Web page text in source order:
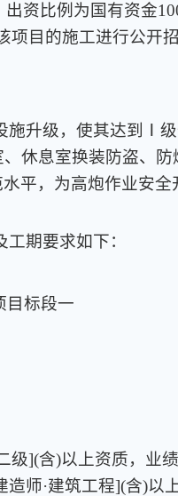
资比例为国有资金
目的施工进行公开招
升级，使其达到Ⅰ级
休息室换装防盗、防
平，为高炮作业安全
期要求如下：
目标段一
级](含)以上资质，业
师·建筑工程](含)以